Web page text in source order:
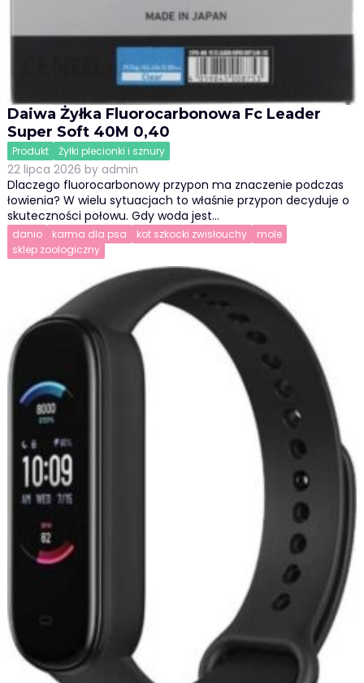
Daiwa Żyłka Fluorocarbonowa Fc Leader
Super Soft 40M 0,40
Produkt Żyłki plecionki i sznury
22 lipca 2026 by admin
Dlaczego fluorocarbonowy przypon ma znaczenie podczas
łowienia? W wielu sytuacjach to właśnie przypon decyduje o
skuteczności połowu. Gdy woda jest…
danio karma dla psa kot szkocki zwisłouchy
mole
sklep zoologiczny